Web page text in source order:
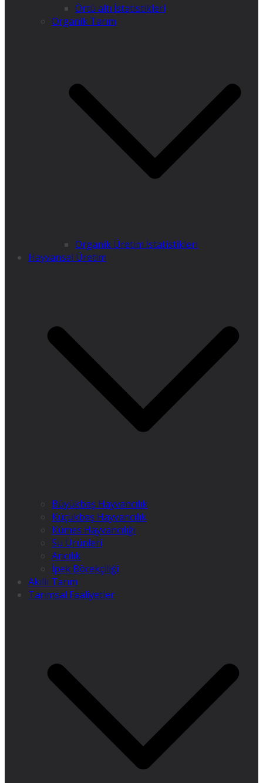
Örtü altı İstatistikleri
Organik Tarım
Organik Üretim İstatistikleri
Hayvansal Üretim
Büyükbaş Hayvancılık
Küçükbaş Hayvancılık
Kümes Hayvancılığı
Su Ürünleri
Arıcılık
İpek Böcekçiliği
Akıllı Tarım
Tarımsal Faaliyetler